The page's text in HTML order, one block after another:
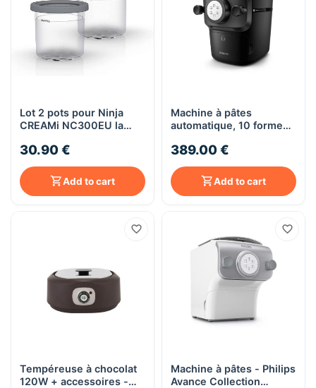
Lot 2 pots pour Ninja
CREAMi NC300EU la
30.90 €
Add to cart
Machine à pâtes
automatique, 10 formes
series HR2665/96 - noir
389.00 €
Add to cart
Tempéreuse à chocolat
120W + accessoires -
Machine à pâtes - Philips
Avance Collection